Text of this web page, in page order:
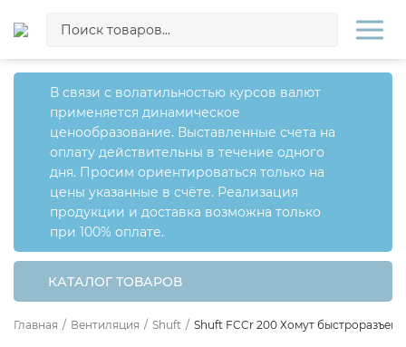
В связи с волатильностью курсов валют
применяется динамическое
ценообразование. Выставленные счета на
оплату действительны в течение одного
дня. Просим ориентироваться только на
цены указанные в счёте. Реализация
продукции и доставка возможна только
при 100% оплате.
КАТАЛОГ ТОВАРОВ
Главная / Вентиляция / Shuft / Shuft FCCr 200 Хомут